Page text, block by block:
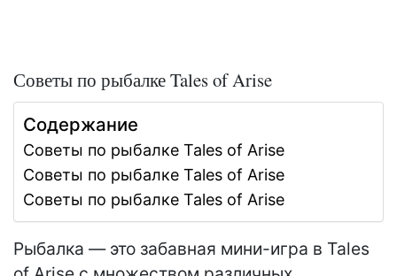
Советы по рыбалке Tales of Arise
Содержание
Советы по рыбалке Tales of Arise
Советы по рыбалке Tales of Arise
Советы по рыбалке Tales of Arise
Рыбалка — это забавная мини-игра в Tales